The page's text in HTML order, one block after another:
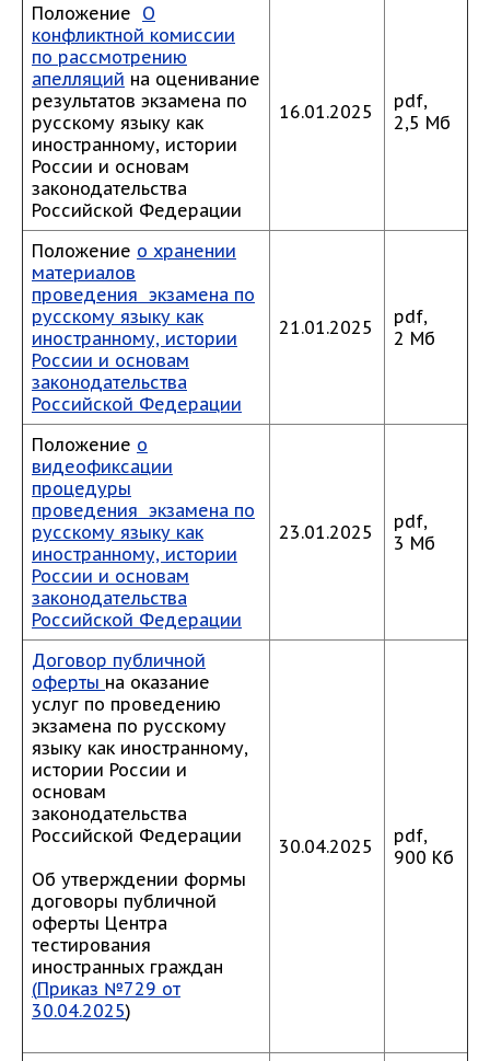
Положение О
конфликтной комиссии
по рассмотрению
апелляций на оценивание
результатов экзамена по
русскому языку как
иностранному, истории
России и основам
законодательства
Российской Федерации
16.01.2025
pdf,
2,5 Мб
Положение о хранении
материалов
проведения экзамена по
русскому языку как
иностранному, истории
России и основам
законодательства
Российской Федерации
21.01.2025
pdf,
2 Мб
Положение о
видеофиксации
процедуры
проведения экзамена по
русскому языку как
иностранному, истории
России и основам
законодательства
Российской Федерации
23.01.2025
pdf,
3 Мб
Договор публичной
оферты на оказание
услуг по проведению
экзамена по русскому
языку как иностранному,
истории России и
основам
законодательства
Российской Федерации
Об утверждении формы
договоры публичной
оферты Центра
тестирования
иностранных граждан
(Приказ №729 от
30.04.2025)
30.04.2025
pdf,
900 Кб